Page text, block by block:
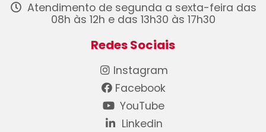
Atendimento de segunda a sexta-feira das
08h às 12h e das 13h30 às 17h30
Redes Sociais
Instagram
Facebook
YouTube
Linkedin